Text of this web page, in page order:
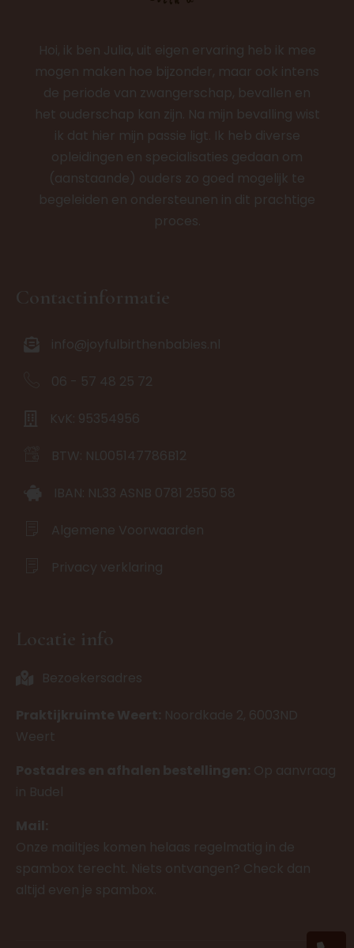
Hoi, ik ben Julia, uit eigen ervaring heb ik mee
mogen maken hoe bijzonder, maar ook intens
de periode van zwangerschap, bevallen en
het ouderschap kan zijn. Na mijn bevalling wist
ik dat hier mijn passie ligt. Ik heb diverse
opleidingen en specialisaties gedaan om
(aanstaande) ouders zo goed mogelijk te
begeleiden en ondersteunen in dit prachtige
proces.
Contactinformatie
info@joyfulbirthenbabies.nl
06 - 57 48 25 72
KvK: 95354956
BTW: NL005147786B12
IBAN: NL33 ASNB 0781 2550 58
Algemene Voorwaarden
Privacy verklaring
Locatie info
Bezoekersadres
Praktijkruimte Weert: Noordkade 2, 6003ND
Weert
Postadres en afhalen bestellingen: Op aanvraag
in Budel
Mail:
Onze mailtjes komen helaas regelmatig in de
spambox terecht. Niets ontvangen? Check dan
altijd even je spambox.